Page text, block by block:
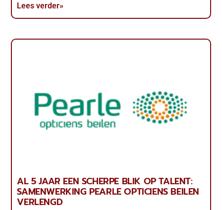
Lees verder»
AL 5 JAAR EEN SCHERPE BLIK OP TALENT:
SAMENWERKING PEARLE OPTICIENS BEILEN
VERLENGD